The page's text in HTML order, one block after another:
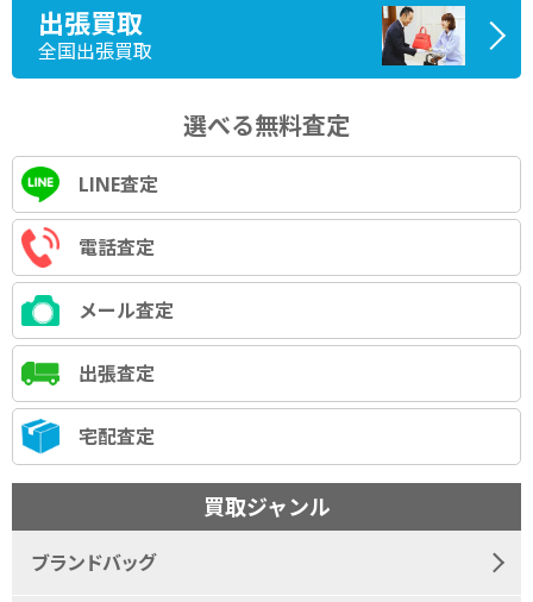
出張買取
全国出張買取
選べる無料査定
LINE査定
電話査定
メール査定
出張査定
宅配査定
買取ジャンル
ブランドバッグ